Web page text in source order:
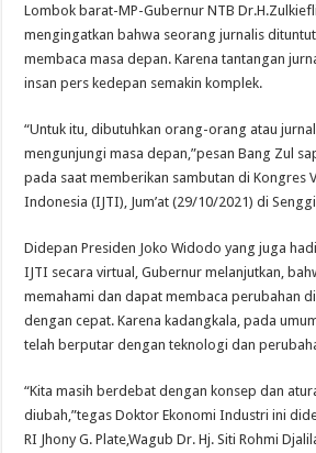
Lombok barat-MP-Gubernur NTB
mengingatkan bahwa seorang jurnalis
membaca masa depan. Karena tantangan
insan pers kedepan semakin komplek.
“Untuk itu, dibutuhkan orang-orang atau
mengunjungi masa depan,”pesan Bang Zul
pada saat memberikan sambutan di Kongres
Indonesia (IJTI), Jum’at (29/10/2021) di
Didepan Presiden Joko Widodo yang juga
IJTI secara virtual, Gubernur melanjutkan,
memahami dan dapat membaca perubahan
dengan cepat. Karena kadangkala, pada
telah berputar dengan teknologi dan
“Kita masih berdebat dengan konsep dan
diubah,”tegas Doktor Ekonomi Industri ini
RI Jhony G. Plate,Wagub Dr. Hj. Siti Rohmi